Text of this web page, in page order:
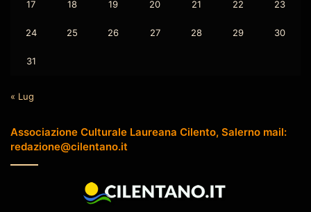
17 18 19 20 21 22 23
24 25 26 27 28 29 30
31
« Lug
Associazione Culturale Laureana Cilento, Salerno mail:
redazione@cilentano.it